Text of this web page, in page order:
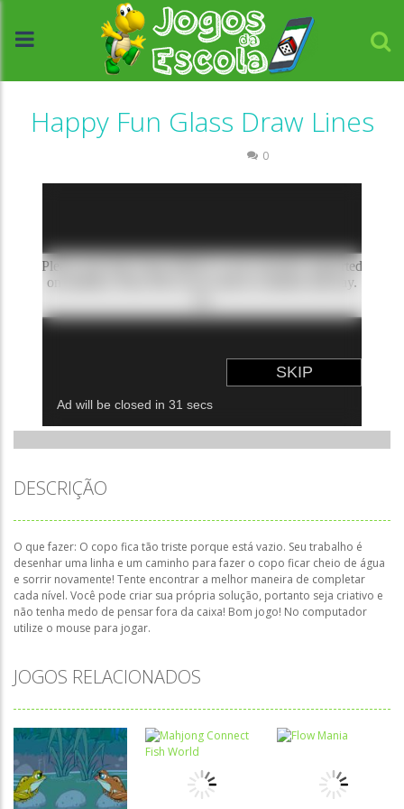
Happy Fun Glass Draw Lines
0
DESCRIÇÃO
O que fazer: O copo fica tão triste porque está vazio. Seu trabalho é
desenhar uma linha e um caminho para fazer o copo ficar cheio de água
e sorrir novamente! Tente encontrar a melhor maneira de completar
cada nível. Você pode criar sua própria solução, portanto seja criativo e
não tenha medo de pensar fora da caixa! Bom jogo! No computador
utilize o mouse para jogar.
JOGOS RELACIONADOS